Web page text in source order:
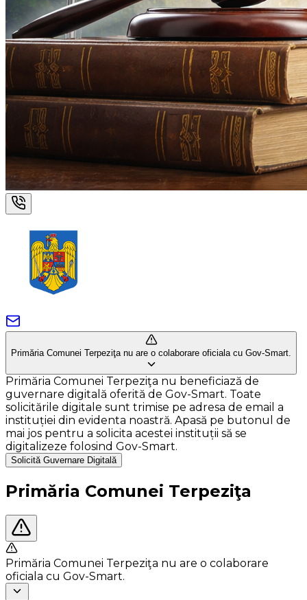
Primăria Comunei Terpeziţa nu are o colaborare oficiala cu Gov-Smart.
Primăria Comunei Terpeziţa nu beneficiază de
guvernare digitală oferită de Gov-Smart. Toate
solicitările digitale sunt trimise pe adresa de email a
instituției din evidenta noastră. Apasă pe butonul de
mai jos pentru a solicita acestei instituții să se
digitalizeze folosind Gov-Smart.
Solicită Guvernare Digitală
Primăria Comunei Terpeziţa
Primăria Comunei Terpeziţa nu are o colaborare
oficiala cu Gov-Smart.